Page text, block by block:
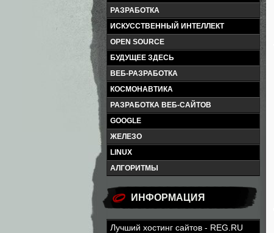
РАЗРАБОТКА
ИСКУССТВЕННЫЙ ИНТЕЛЛЕКТ
OPEN SOURCE
БУДУЩЕЕ ЗДЕСЬ
ВЕБ-РАЗРАБОТКА
КОСМОНАВТИКА
РАЗРАБОТКА ВЕБ-САЙТОВ
GOOGLE
ЖЕЛЕЗО
LINUX
АЛГОРИТМЫ
ИНФОРМАЦИЯ
Лучший хостинг сайтов - REG.RU